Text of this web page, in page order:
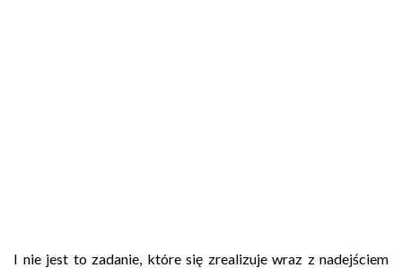
I nie jest to zadanie, które się zrealizuje wraz z nadejściem